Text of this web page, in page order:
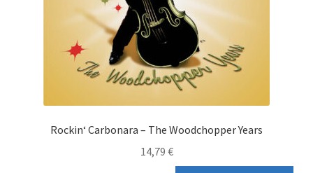
Rockin‘ Carbonara – The Woodchopper Years
14,79 €